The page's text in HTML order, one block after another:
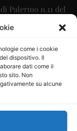
come i cookie
dispositivo. Il
dati come il
sito. Non
su alcune
Palermo n.11 del
Scaglione
Calabrese